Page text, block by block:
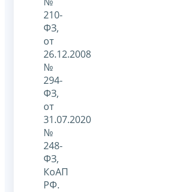
210-
ФЗ,
от
26.12.2008
№
294-
ФЗ,
от
31.07.2020
№
248-
ФЗ,
КоАП
РФ.